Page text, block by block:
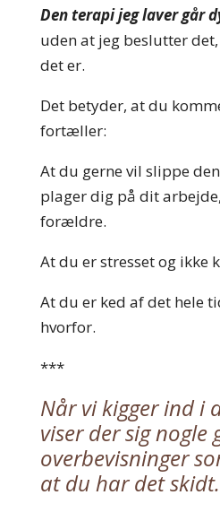
Den terapi jeg laver går
uden at jeg beslutter
det er.
Det betyder, at du
fortæller:
At du gerne vil slippe
plager dig på dit
forældre.
At du er stresset og ikke
At du er ked af det hele
hvorfor.
***
Når vi kigger ind i
viser der sig nogle
overbevisninger
at du har det skidt.